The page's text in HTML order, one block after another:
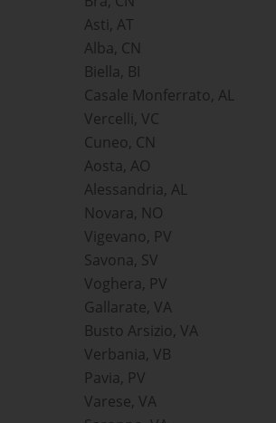
Asti, AT
Alba, CN
Biella, BI
Casale Monferrato, AL
Vercelli, VC
Cuneo, CN
Aosta, AO
Alessandria, AL
Novara, NO
Vigevano, PV
Savona, SV
Voghera, PV
Gallarate, VA
Busto Arsizio, VA
Verbania, VB
Pavia, PV
Varese, VA